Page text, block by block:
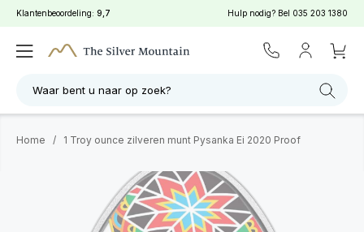
Klantenbeoordeling: 9,7 Hulp nodig? Bel 035 203 1380
Waar bent u naar op zoek?
Home / 1 Troy ounce zilveren munt Pysanka Ei 2020 Proof